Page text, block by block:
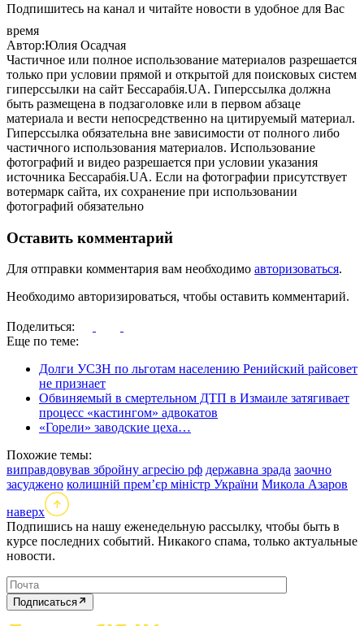
Подпишитесь на канал и читайте новости в удобное для Вас
время
Автор:Юлия Осадчая
Частичное или полное использование материалов разрешается
только при условии прямой и открытой для поисковых систем
гиперссылки на сайт Бессарабія.UA. Гиперссылка должна
быть размещена в подзаголовке или в первом абзаце
материала и вести непосредственно на цитируемый материал.
Гиперссылка обязательна вне зависимости от полного либо
частичного использования материалов. Использование
фотографий и видео разрешается при условии указания
источника Бессарабія.UA. Если на фотографии присутствует
вотермарк сайта, их сохранение при использовании
фотографий обязательно
Оставить комментарий
Для отправки комментария вам необходимо авторизоваться.
Необходимо авторизироваться, чтобы оставить комментарий.
Поделиться:
Еще по теме:
Долги УСЗН по льготам населению Ренийский райсовет
не признает
Обвиняемый в смертельном ДТП в Измаиле затягивает
процесс «кастингом» адвокатов
«Горели» заводские цеха…
Похожие темы:
виправдовував збройну агресію рф державна зрада заочно
засуджено колишній прем’єр міністр України Микола Азаров
наверх
Подпишись на нашу еженедельную рассылку, чтобы быть в
курсе последних событий. Никакого спама, только актуальные
новости.
Подписаться